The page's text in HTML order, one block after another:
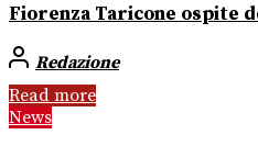
Fiorenza Taricone ospite
Redazione
Read more
News